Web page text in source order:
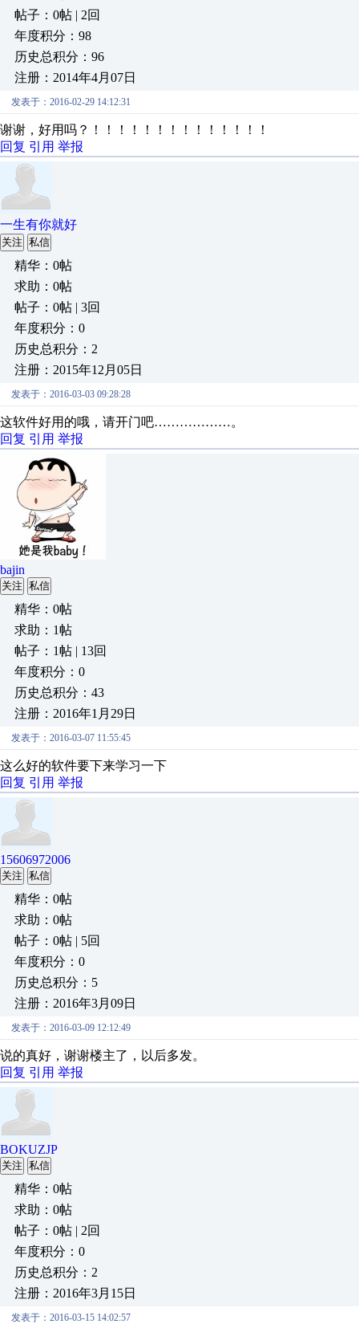
帖子：0帖 | 2回
年度积分：98
历史总积分：96
注册：2014年4月07日
发表于：2016-02-29 14:12:31
谢谢，好用吗？！！！！！！！！！！！！！！
回复 引用 举报
一生有你就好
关注 私信
精华：0帖
求助：0帖
帖子：0帖 | 3回
年度积分：0
历史总积分：2
注册：2015年12月05日
发表于：2016-03-03 09:28:28
这软件好用的哦，请开门吧………………。
回复 引用 举报
bajin
关注 私信
精华：0帖
求助：1帖
帖子：1帖 | 13回
年度积分：0
历史总积分：43
注册：2016年1月29日
发表于：2016-03-07 11:55:45
这么好的软件要下来学习一下
回复 引用 举报
15606972006
关注 私信
精华：0帖
求助：0帖
帖子：0帖 | 5回
年度积分：0
历史总积分：5
注册：2016年3月09日
发表于：2016-03-09 12:12:49
说的真好，谢谢楼主了，以后多发。
回复 引用 举报
BOKUZJP
关注 私信
精华：0帖
求助：0帖
帖子：0帖 | 2回
年度积分：0
历史总积分：2
注册：2016年3月15日
发表于：2016-03-15 14:02:57